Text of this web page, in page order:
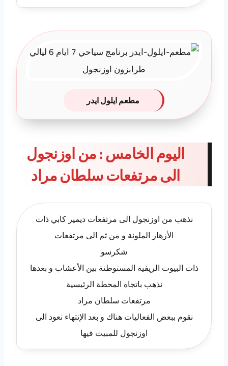
مطعم ايلول ايدر
اليوم الخامس : من اوزنجول
الى مرتفعات سلطان مراد
نذهب من اوزنجول الى مرتفعات ديمير كابي ذات
الأزهار الملونة و من ثم الى مرتفعات
شكرسو
ذات البيوت الريفية المستوطنة بين الأعشاب و بعدها
نذهب باتجاه المحطة الرئيسية
مرتفعات سلطان مراد
نقوم ببعض الفعاليات هناك و بعد الإنتهاء نعود الى
اوزنجول للمبيت فيها